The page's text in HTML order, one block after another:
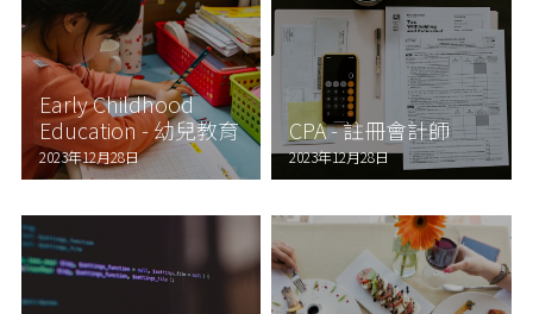
Early Childhood
Education - 幼兒教育
2023年12月28日
CPA - 註冊會計師
2023年12月28日